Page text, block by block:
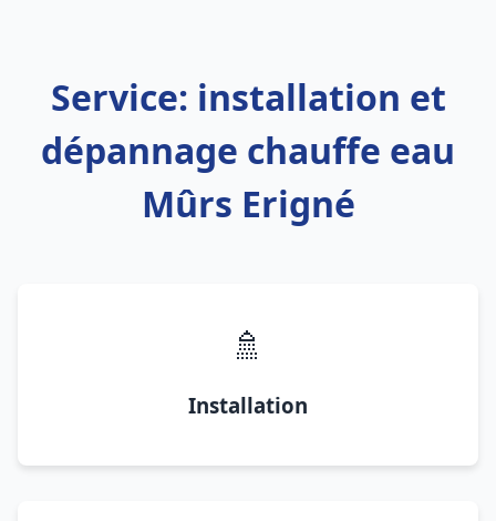
Service: installation et
dépannage chauffe eau
Mûrs Erigné
🚿
Installation